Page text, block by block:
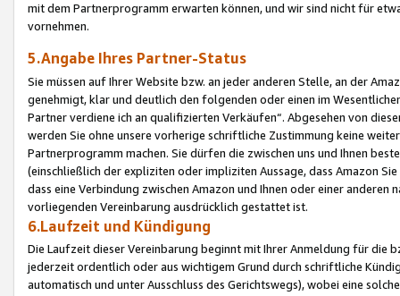
mit dem Partnerprogramm erwarten können, und wir sind nicht für
vornehmen.
5.Angabe Ihres Partner-Status
Sie müssen auf Ihrer Website bzw. an jeder anderen Stelle, an der
genehmigt, klar und deutlich den folgenden oder einen im
Partner verdiene ich an qualifizierten Verkäufen“. Abgesehen von
werden Sie ohne unsere vorherige schriftliche Zustimmung keine
Partnerprogramm machen. Sie dürfen die zwischen uns und Ihnen
(einschließlich der expliziten oder impliziten Aussage, dass Amazon
dass eine Verbindung zwischen Amazon und Ihnen oder einer
vorliegenden Vereinbarung ausdrücklich gestattet ist.
6.Laufzeit und Kündigung
Die Laufzeit dieser Vereinbarung beginnt mit Ihrer Anmeldung für die
jederzeit ordentlich oder aus wichtigem Grund durch schriftliche
automatisch und unter Ausschluss des Gerichtswegs), wobei eine